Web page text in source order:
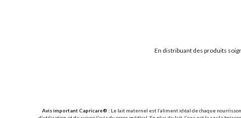
En distribuant des produits
Avis important Capricare® : Le lait maternel est l’aliment idéal de chaque